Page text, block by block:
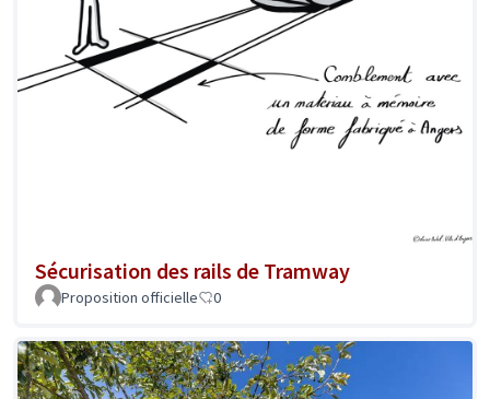
Sécurisation des rails de Tramway
Proposition officielle 0